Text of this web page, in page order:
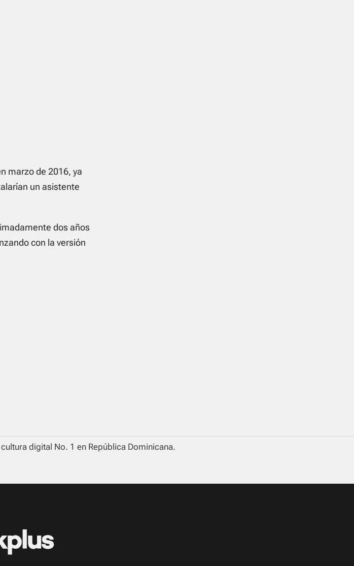
marzo de 2016, ya
un asistente
dos años
con la versión
digital No. 1 en República Dominicana.